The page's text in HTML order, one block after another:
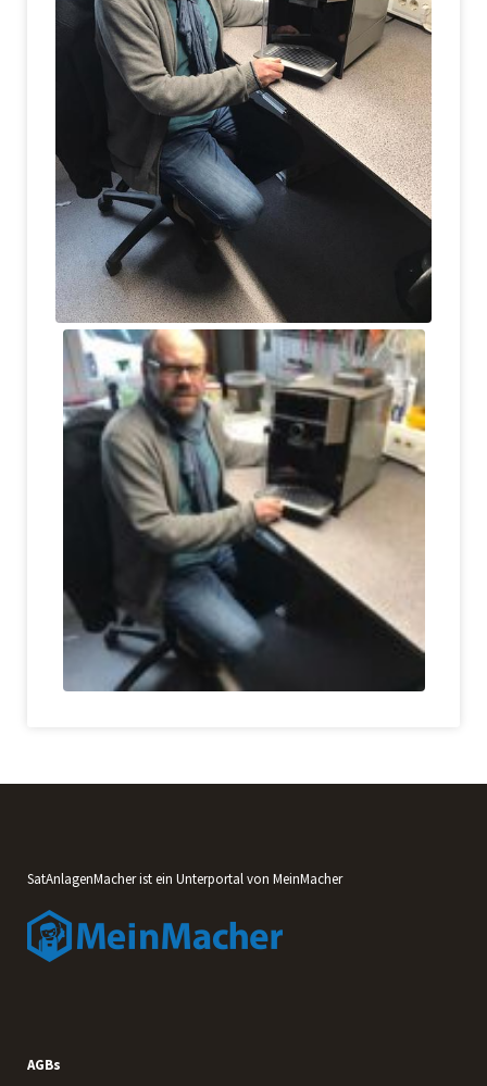
SatAnlagenMacher ist ein Unterportal von MeinMacher
AGBs